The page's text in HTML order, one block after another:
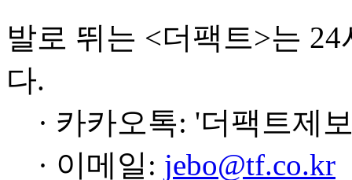
발로 뛰는 <더팩트>는
다.
· 카카오톡: '더팩트제
· 이메일: jebo@tf.co.kr